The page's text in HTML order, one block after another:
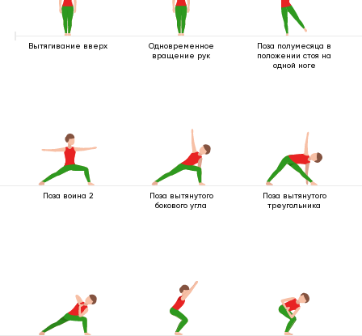
Вытягивание вверх
Одновременное
вращение рук
Поза полумесяца в
положении стоя на
одной ноге
Поза воина 2
Поза вытянутого
бокового угла
Поза вытянутого
треугольника